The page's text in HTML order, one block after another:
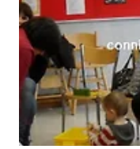
놀아 줄 시간이 일주일에 단 5